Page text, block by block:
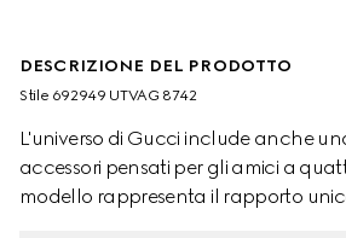
DESCRIZIONE DEL PRODOTTO
Stile ‎692949 UTVAG 8742
L'universo di Gucci include anche
accessori pensati per gli amici a
modello rappresenta il rapporto